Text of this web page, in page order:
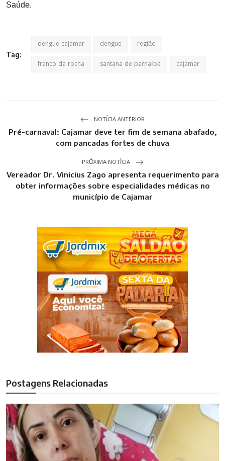
Saúde.
Tag:
dengue cajamar dengue
região
franco da rocha
santana de parnaíba cajamar
NOTÍCIA ANTERIOR
Pré-carnaval: Cajamar deve ter fim de semana abafado,
com pancadas fortes de chuva
PRÓXIMA NOTÍCIA
Vereador Dr. Vinicius Zago apresenta requerimento para
obter informações sobre especialidades médicas no
município de Cajamar
Postagens Relacionadas